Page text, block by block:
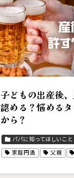
子どもの出産後
認める？悩める
から？
パパに知ってほしいこと
家庭円満
父親